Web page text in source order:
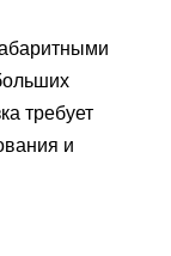
требует
и